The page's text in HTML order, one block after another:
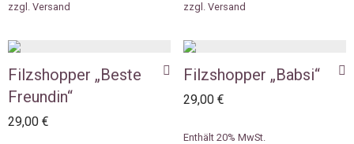
zzgl. Versand
zzgl. Versand
Filzshopper „Beste
Freundin“
29,00 €
Filzshopper „Babsi“
29,00 €
Enthält 20% MwSt.